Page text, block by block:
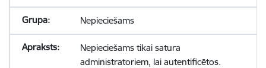
Nepieciešams
Nepieciešams tikai satura
administratoriem, lai autentificētos.